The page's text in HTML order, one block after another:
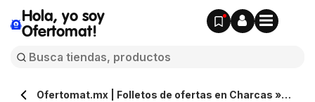
Hola, yo soy
Ofertomat!
Ofertomat.mx | Folletos de ofertas en Charcas »